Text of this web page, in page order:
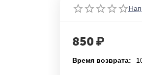
850 ₽
Время возврата: